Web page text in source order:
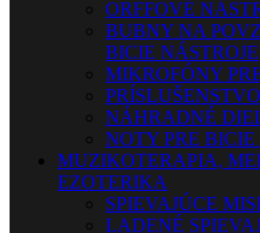
ORFFOVÉ
BUBNY NA
BICIE NÁSTROJE
MIKROFÓNY
NÁHRADNÉ
NOTY PRE BICIE
MUZIKOTERAPIA,
EZOTERIKA
SPIEVAJÚCE
LADENÉ